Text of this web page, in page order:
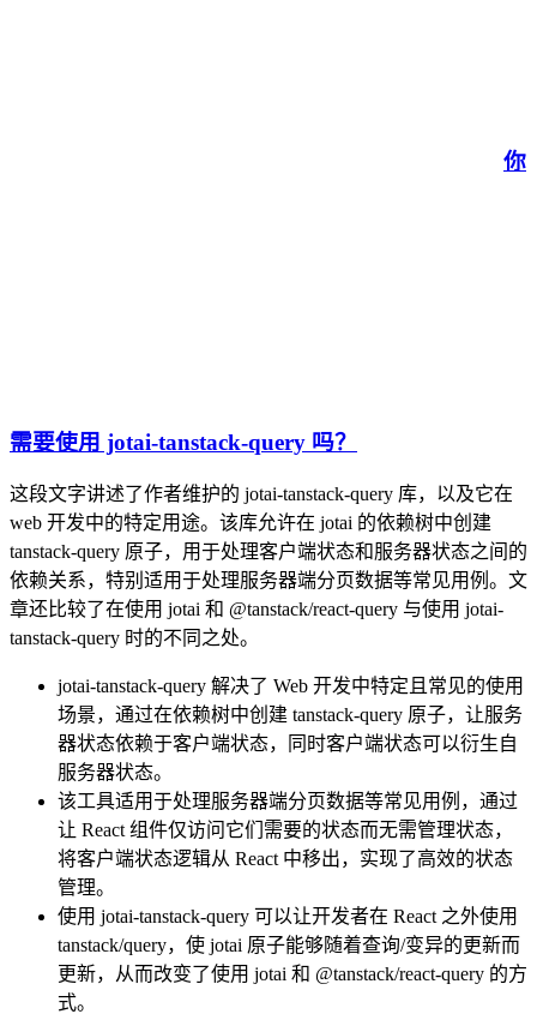
你
需要使用 jotai-tanstack-query 吗？
这段文字讲述了作者维护的 jotai-tanstack-query 库，以及它在
web 开发中的特定用途。该库允许在 jotai 的依赖树中创建
tanstack-query 原子，用于处理客户端状态和服务器状态之间的
依赖关系，特别适用于处理服务器端分页数据等常见用例。文
章还比较了在使用 jotai 和 @tanstack/react-query 与使用 jotai-
tanstack-query 时的不同之处。
jotai-tanstack-query 解决了 Web 开发中特定且常见的使用
场景，通过在依赖树中创建 tanstack-query 原子，让服务
器状态依赖于客户端状态，同时客户端状态可以衍生自
服务器状态。
该工具适用于处理服务器端分页数据等常见用例，通过
让 React 组件仅访问它们需要的状态而无需管理状态，
将客户端状态逻辑从 React 中移出，实现了高效的状态
管理。
使用 jotai-tanstack-query 可以让开发者在 React 之外使用
tanstack/query，使 jotai 原子能够随着查询/变异的更新而
更新，从而改变了使用 jotai 和 @tanstack/react-query 的方
式。